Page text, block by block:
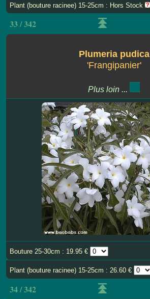
Plant (bouture racinee) 15-25cm : Hors Stock
33 / 342
Plumeria pudica
'Frangipanier'
Plus loin ...
Bouture 25-30cm : 19.95 €
Plant (bouture racinee) 15-25cm : 26.60 €
34 / 342